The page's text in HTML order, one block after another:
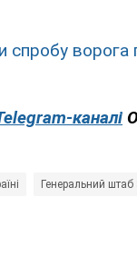
спробу ворога
каналі
Генеральний